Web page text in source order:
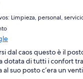
Limpieza, personal,
dal caos questo è il
dotata di tutti i confort
suo posto c’era un